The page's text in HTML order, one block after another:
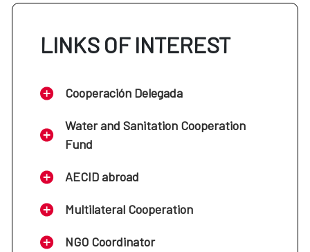
LINKS OF INTEREST
Cooperación Delegada
Water and Sanitation Cooperation
Fund
AECID abroad
Multilateral Cooperation
NGO Coordinator